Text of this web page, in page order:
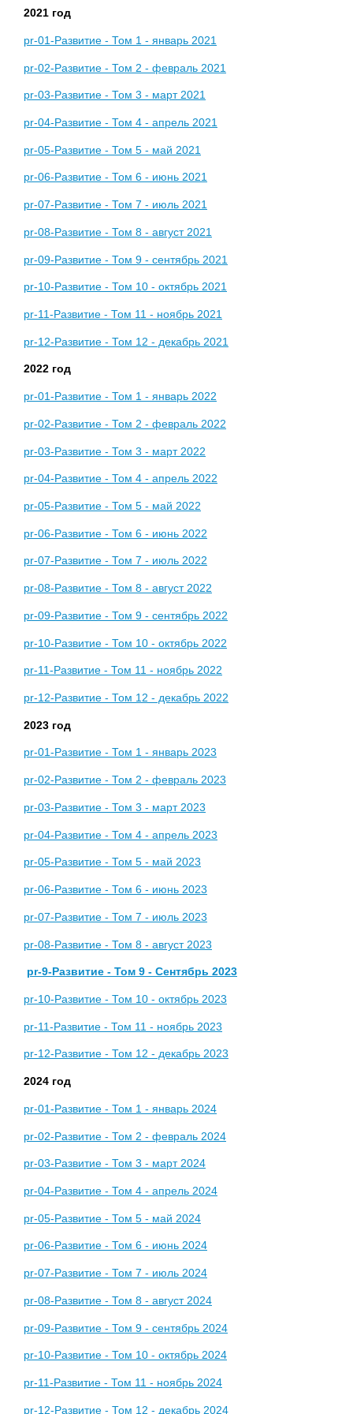
2021 год
pr-01-Развитие - Том 1 - январь 2021
pr-02-Развитие - Том 2 - февраль 2021
pr-03-Развитие - Том 3 - март 2021
pr-04-Развитие - Том 4 - апрель 2021
pr-05-Развитие - Том 5 - май 2021
pr-06-Развитие - Том 6 - июнь 2021
pr-07-Развитие - Том 7 - июль 2021
pr-08-Развитие - Том 8 - август 2021
pr-09-Развитие - Том 9 - сентябрь 2021
pr-10-Развитие - Том 10 - октябрь 2021
pr-11-Развитие - Том 11 - ноябрь 2021
pr-12-Развитие - Том 12 - декабрь 2021
2022 год
pr-01-Развитие - Том 1 - январь 2022
pr-02-Развитие - Том 2 - февраль 2022
pr-03-Развитие - Том 3 - март 2022
pr-04-Развитие - Том 4 - апрель 2022
pr-05-Развитие - Том 5 - май 2022
pr-06-Развитие - Том 6 - июнь 2022
pr-07-Развитие - Том 7 - июль 2022
pr-08-Развитие - Том 8 - август 2022
pr-09-Развитие - Том 9 - сентябрь 2022
pr-10-Развитие - Том 10 - октябрь 2022
pr-11-Развитие - Том 11 - ноябрь 2022
pr-12-Развитие - Том 12 - декабрь 2022
2023 год
pr-01-Развитие - Том 1 - январь 2023
pr-02-Развитие - Том 2 - февраль 2023
pr-03-Развитие - Том 3 - март 2023
pr-04-Развитие - Том 4 - апрель 2023
pr-05-Развитие - Том 5 - май 2023
pr-06-Развитие - Том 6 - июнь 2023
pr-07-Развитие - Том 7 - июль 2023
pr-08-Развитие - Том 8 - август 2023
pr-9-Развитие - Том 9 - Сентябрь 2023
pr-10-Развитие - Том 10 - октябрь 2023
pr-11-Развитие - Том 11 - ноябрь 2023
pr-12-Развитие - Том 12 - декабрь 2023
2024 год
pr-01-Развитие - Том 1 - январь 2024
pr-02-Развитие - Том 2 - февраль 2024
pr-03-Развитие - Том 3 - март 2024
pr-04-Развитие - Том 4 - апрель 2024
pr-05-Развитие - Том 5 - май 2024
pr-06-Развитие - Том 6 - июнь 2024
pr-07-Развитие - Том 7 - июль 2024
pr-08-Развитие - Том 8 - август 2024
pr-09-Развитие - Том 9 - сентябрь 2024
pr-10-Развитие - Том 10 - октябрь 2024
pr-11-Развитие - Том 11 - ноябрь 2024
pr-12-Развитие - Том 12 - декабрь 2024